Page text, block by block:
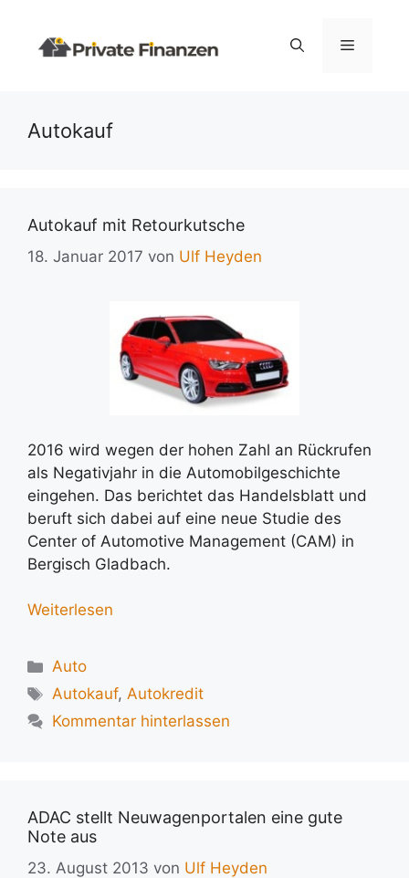
springen
Menü
Autokauf
Autokauf mit Retourkutsche
18. Januar 2017 von Ulf Heyden
2016 wird wegen der hohen Zahl an Rückrufen
als Negativjahr in die Automobilgeschichte
eingehen. Das berichtet das Handelsblatt und
beruft sich dabei auf eine neue Studie des
Center of Automotive Management (CAM) in
Bergisch Gladbach.
Weiterlesen
Kategorien
Auto
Schlagwörter
Autokauf,Autokredit
Kommentar hinterlassen
ADAC stellt Neuwagenportalen eine gute
Note aus
23. August 2013 von Ulf Heyden